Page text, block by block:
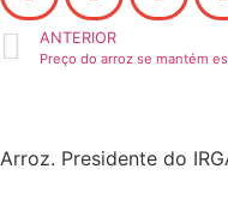
ANTERIOR
Arroz. Presidente do